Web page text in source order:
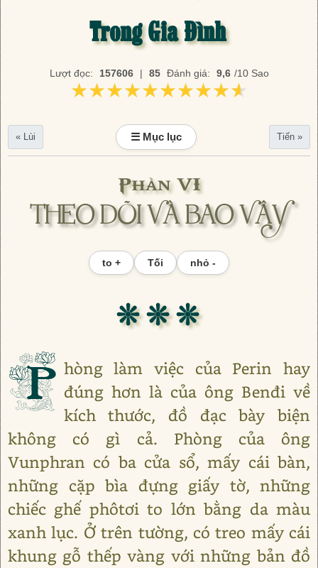
Trong Gia Đình
Lượt đọc: 157606 | 85 Đánh giá: 9,6 /10 Sao
★★★★★★★★★★
★★★★★★★★★★
« Lùi ☰ Mục lục Tiến »
Phần VI
THEO DÕI VÀ BAO VÂY
to + Tối nhỏ -
❊ ❊ ❊
P hòng làm việc của Perin hay
đúng hơn là của ông Benđi về
kích thước, đồ đạc bày biện
không có gì cả. Phòng của ông
Vunphran có ba cửa sổ, mấy cái bàn,
những cặp bìa đựng giấy tờ, những
chiếc ghế phôtơi to lớn bằng da màu
xanh lục. Ở trên tường, có treo mấy cái
khung gỗ thếp vàng với những bản đồ